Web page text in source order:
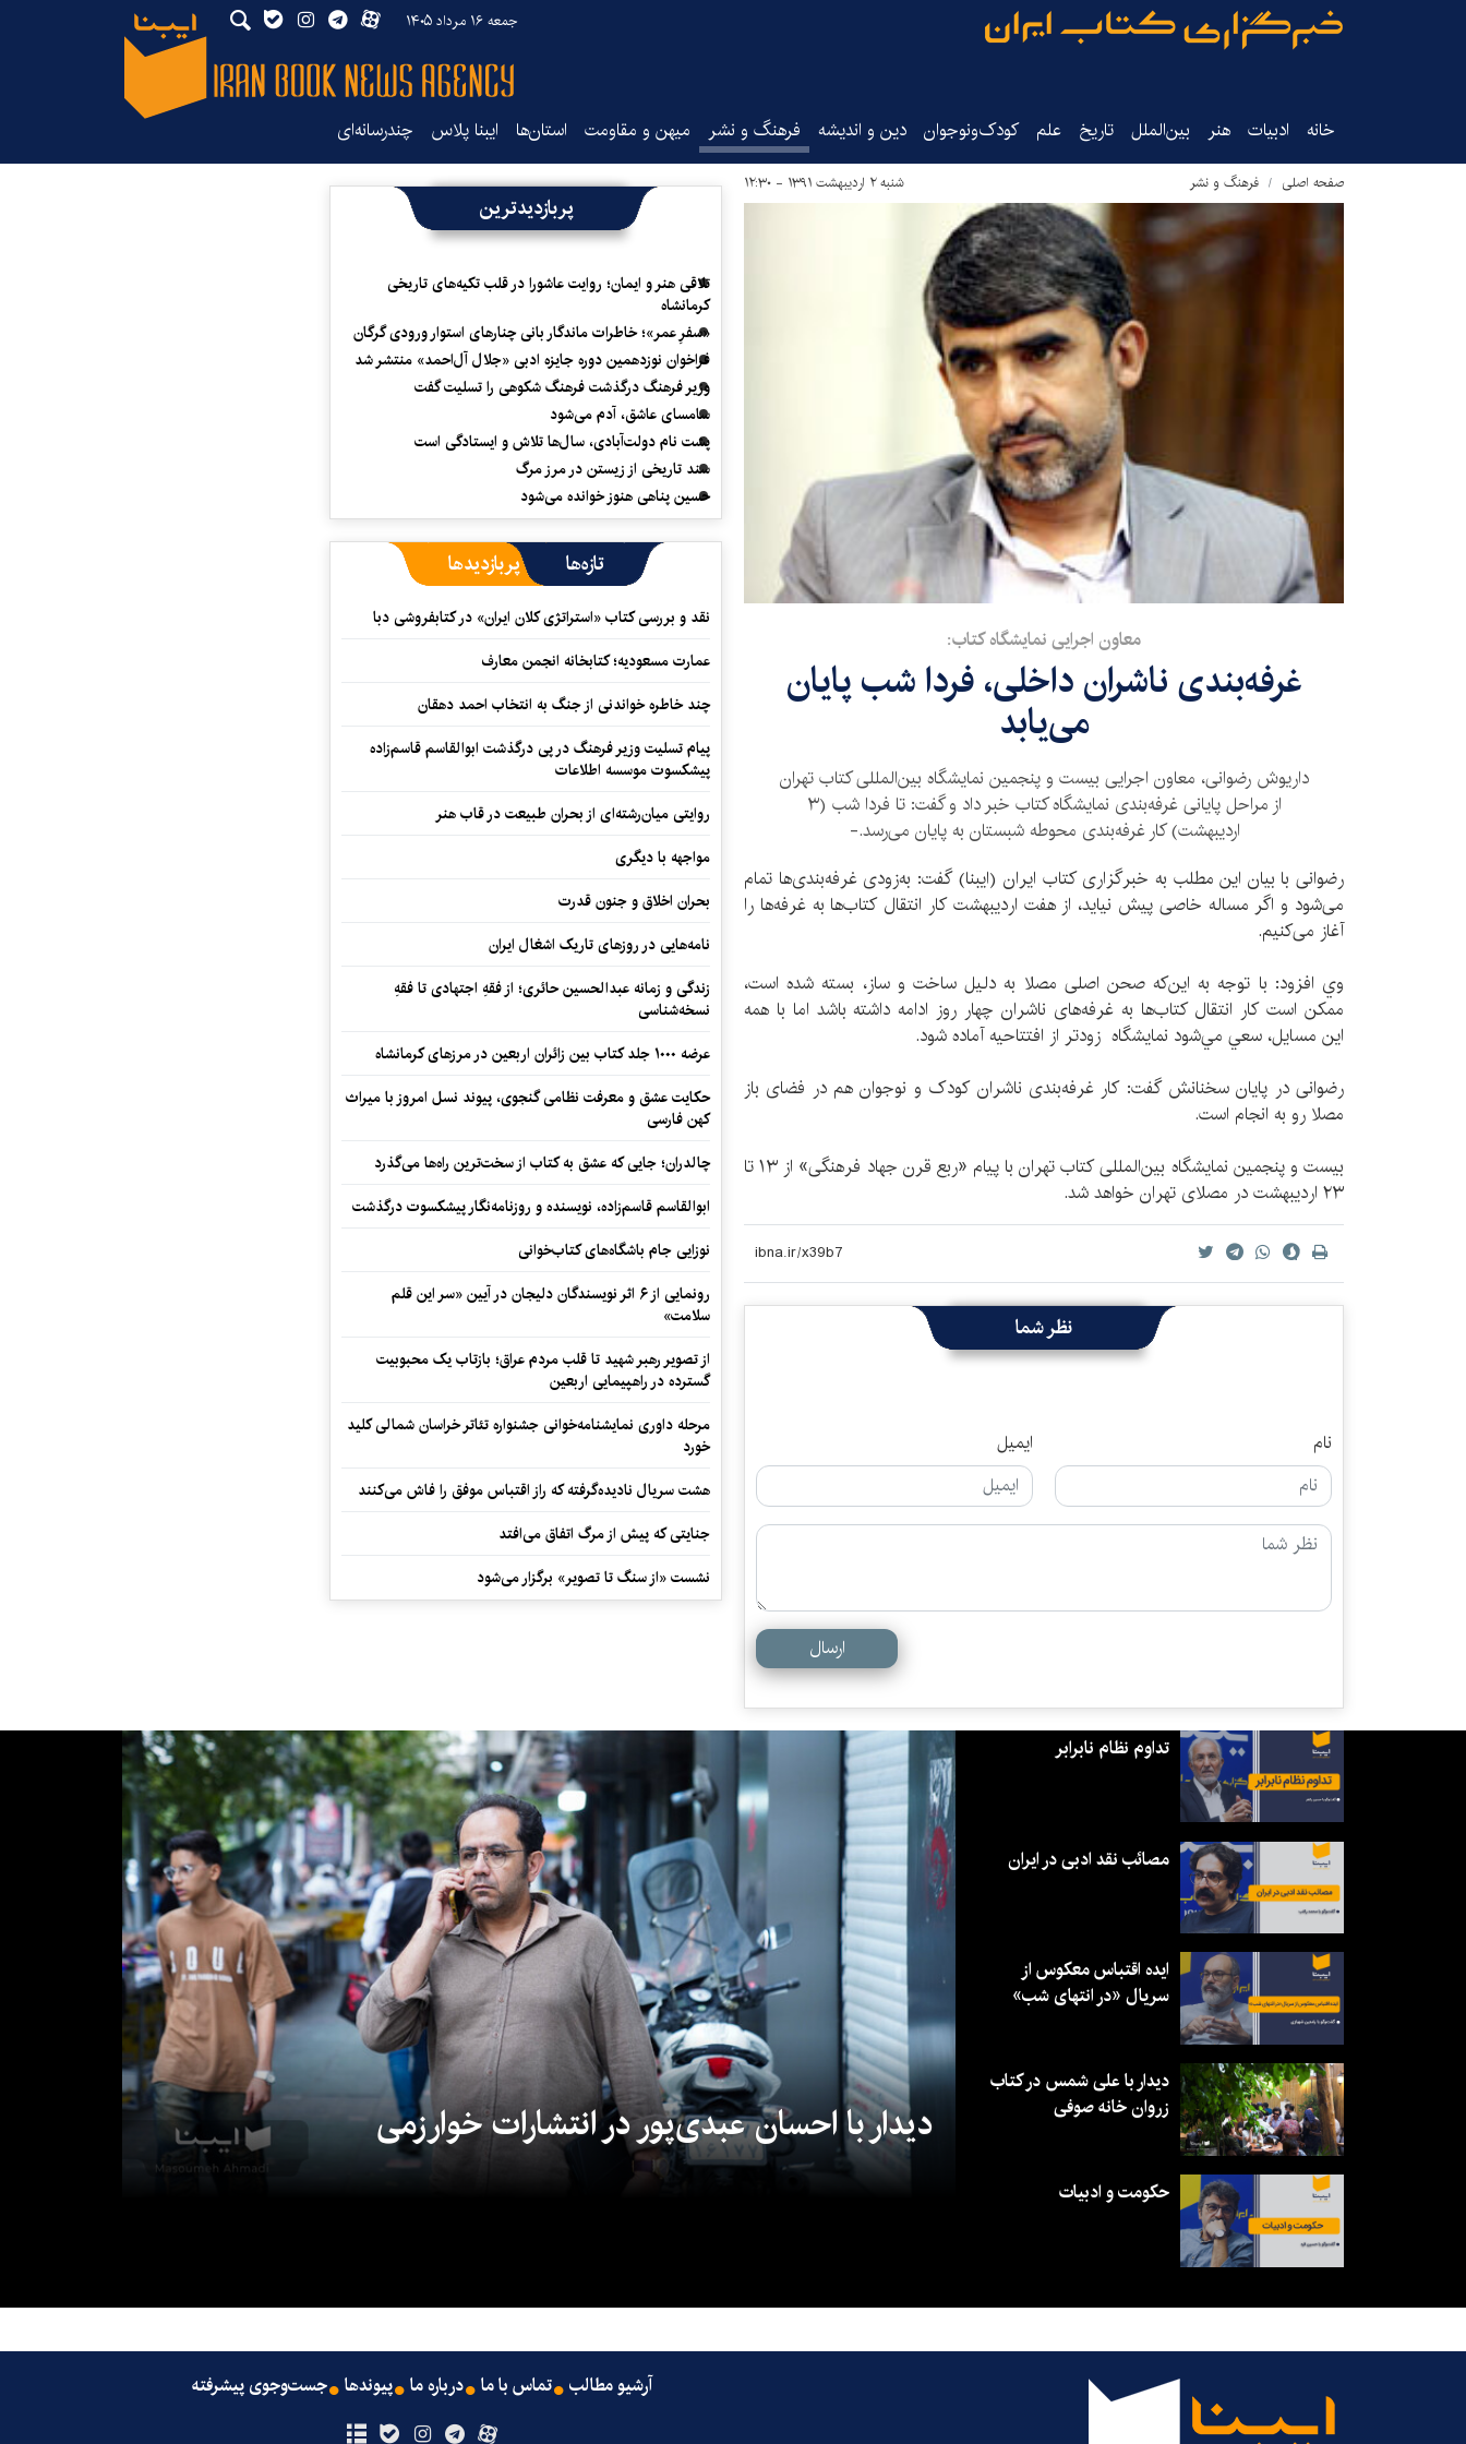
جمعه ۱۶ مرداد ۱۴۰۵
خانه ادبیات هنر بین‌الملل تاریخ‌ علم کودک‌ونوجوان دین و اندیشه فرهنگ و نشر میهن و مقاومت استان‌ها ایبنا پلاس چندرسانه‌ای
صفحه اصلی فرهنگ و نشر شنبه ۲ اردیبهشت ۱۳۹۱ - ۱۲:۳۰
معاون اجرایی نمايشگاه كتاب:
غرفه‌بندی ناشران داخلی، فردا شب پایان
می‌یابد
داریوش رضوانی، معاون اجرایی بیست و پنجمین نمایشگاه بین‌المللی کتاب تهران
از مراحل پایانی غرفه‌بندی نمایشگاه کتاب خبر داد و گفت: تا فردا شب (۳
اردیبهشت) کار غرفه‌بندی محوطه شبستان به پایان می‌رسد.-
رضوانی با بيان اين مطلب به خبرگزاری کتاب ایران (ایبنا) گفت: به‌زودی غرفه‌بندی‌ها تمام
می‌شود و اگر مساله خاصی پیش نیاید، از هفت اردیبهشت کار انتقال کتاب‌ها به غرفه‌ها را
آغاز می‌کنیم.
وي افزود: با توجه به این‌که صحن اصلی مصلا به دلیل ساخت و ساز، بسته شده است،
ممکن است کار انتقال کتاب‌ها به غرفه‌های ناشران چهار روز ادامه داشته باشد اما با همه
این مسايل، سعي مي‌شود نمایشگاه زودتر از افتتاحیه آماده شود.
رضوانی در پایان سخنانش گفت: کار غرفه‌بندی ناشران کودک و نوجوان هم در فضای باز
مصلا رو به انجام است.
بیست و پنجمین نمایشگاه بین‌المللی کتاب تهران با پیام «ربع قرن جهاد فرهنگی» از ۱۳ تا
۲۳ اردیبهشت در مصلای تهران خواهد شد.
نظر شما
نام ایمیل
ارسال
پربازدیدترین
تلاقی هنر و ایمان؛ روایت عاشورا در قلب تکیه‌های تاریخی
کرمانشاه
«سفرِ عمر»؛ خاطرات ماندگار بانی چنارهای استوار ورودی گرگان
فراخوان نوزدهمین دوره جایزه ادبی «جلال آل‌احمد» منتشر شد
وزیر فرهنگ درگذشت فرهنگ شکوهی را تسلیت گفت
سامسای عاشق، آدم می‌شود
پشت نام دولت‌آبادی، سال‌ها تلاش و ایستادگی است
سند تاریخی از زیستن در مرز مرگ
حسین پناهی هنوز خوانده می‌شود
تازه‌ها پربازدیدها
نقد و بررسی کتاب «استراتژی کلان ایران» در کتابفروشی دبا
عمارت مسعودیه؛ کتابخانه انجمن معارف
چند خاطره خواندنی از جنگ به انتخاب احمد دهقان
پیام تسلیت وزیر فرهنگ در پی درگذشت ابوالقاسم قاسم‌زاده
پیشکسوت موسسه اطلاعات
روایتی میان‌رشته‌ای از بحران طبیعت در قاب هنر
مواجهه با دیگری
بحران اخلاق و جنون قدرت
نامه‌هایی در روزهای تاریک اشغال ایران
زندگی و زمانه عبدالحسین حائری؛ از فقهِ اجتهادی تا فقهِ
نسخه‌شناسی
عرضه ۱۰۰۰ جلد کتاب بین زائران اربعین در مرزهای کرمانشاه
حکایت عشق و معرفت نظامی گنجوی، پیوند نسل امروز با میراث
کهن فارسی
چالدران؛ جایی که عشق به کتاب از سخت‌ترین راه‌ها می‌گذرد
ابوالقاسم قاسم‌زاده، نویسنده و روزنامه‌نگار پیشکسوت درگذشت
نوزایی جام باشگاه‌های کتاب‌خوانی
رونمایی از ۶ اثر نویسندگان دلیجان در آیین «سر این قلم
سلامت»
از تصویر رهبر شهید تا قلب مردم عراق؛ بازتاب یک محبوبیت
گسترده در راهپیمایی اربعین
مرحله داوری نمایشنامه‌خوانی جشنواره تئاتر خراسان شمالی کلید
خورد
هشت سریال نادیده‌گرفته که راز اقتباس موفق را فاش می‌کنند
جنایتی که پیش از مرگ اتفاق می‌افتد
نشست «از سنگ تا تصویر» برگزار می‌شود
دیدار با احسان عبدی‌پور در انتشارات خوارزمی
تداوم نظام نابرابر
مصائب نقد ادبی در ایران
ایده اقتباس معکوس از
سریال «در انتهای شب»
دیدار با علی شمس در کتاب
زروان خانه صوفی
حکومت و ادبیات
آرشیو مطالب تماس با ما درباره ما پیوندها جست‌وجوی پیشرفته